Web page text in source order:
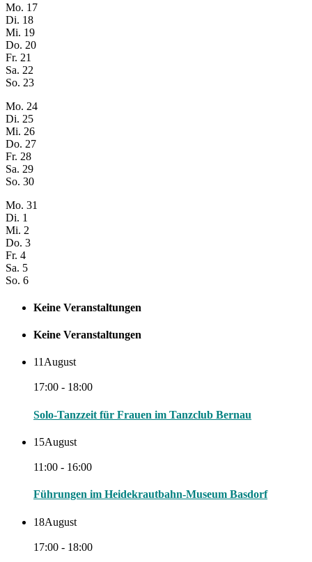
Mo. 17
Di. 18
Mi. 19
Do. 20
Fr. 21
Sa. 22
So. 23
Mo. 24
Di. 25
Mi. 26
Do. 27
Fr. 28
Sa. 29
So. 30
Mo. 31
Di. 1
Mi. 2
Do. 3
Fr. 4
Sa. 5
So. 6
Keine Veranstaltungen
Keine Veranstaltungen
11August
17:00 - 18:00
Solo-Tanzzeit für Frauen im Tanzclub Bernau
15August
11:00 - 16:00
Führungen im Heidekrautbahn-Museum Basdorf
18August
17:00 - 18:00